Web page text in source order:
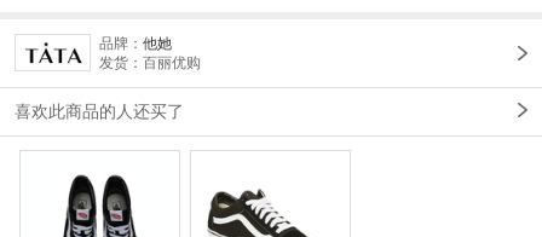
品牌： 他她
发货：百丽优购
喜欢此商品的人还买了